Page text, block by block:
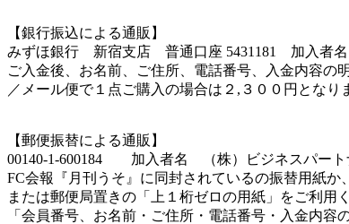
【銀行振込による通販】
みずほ銀行 新宿支店 普通口座 5431181 加入者名
ご入金後、お名前、ご住所、電話番号、入金内容の
／メール便で１点ご購入の場合は２,３００円とな
【郵便振替による通販】
00140-1-600184 加入者名 （株）ビジネスパート
FC会報『月刊うそ』に同封されているの振替用紙か、
または郵便局置きの「上１桁ゼロの用紙」をご利用
「会員番号、お名前・ご住所・電話番号・入金内容